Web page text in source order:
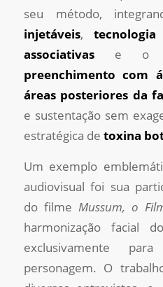
seu método,
injetáveis,
associativase o
preenchimento com
áreas posteriores da
e sustentação sem
estratégica de toxina
Um exemplo
audiovisual foi sua
do filmeMussum, o
harmonização facial
exclusivamente
personagem. O